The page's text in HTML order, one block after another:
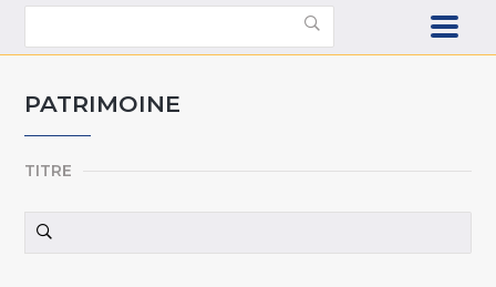
PATRIMOINE
TITRE